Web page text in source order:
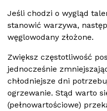
Jeśli chodzi o wygląd
stanowić warzywa,
węglowodany złożone.
Zwiększ częstotliwość
jednocześnie
chłodniejsze dni
ogrzewanie. Stąd warto
(pełnowartościowe)